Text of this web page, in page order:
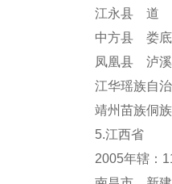
江永县 道
中方县 娄
凤凰县 泸
江华瑶族自
靖州苗族侗
5.江西省
2005年辖：